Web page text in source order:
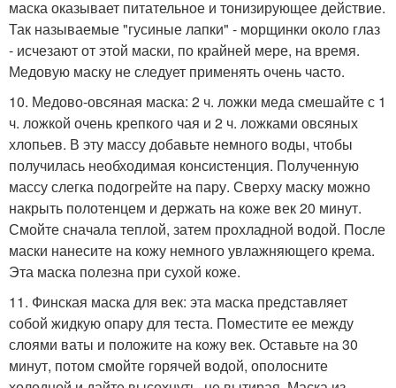
маска оказывает питательное и тонизирующее действие.
Так называемые "гусиные лапки" - морщинки около глаз
- исчезают от этой маски, по крайней мере, на время.
Медовую маску не следует применять очень часто.
10. Медово-овсяная маска: 2 ч. ложки меда смешайте с 1
ч. ложкой очень крепкого чая и 2 ч. ложками овсяных
хлопьев. В эту массу добавьте немного воды, чтобы
получилась необходимая консистенция. Полученную
массу слегка подогрейте на пару. Сверху маску можно
накрыть полотенцем и держать на коже век 20 минут.
Смойте сначала теплой, затем прохладной водой. После
маски нанесите на кожу немного увлажняющего крема.
Эта маска полезна при сухой коже.
11. Финская маска для век: эта маска представляет
собой жидкую опару для теста. Поместите ее между
слоями ваты и положите на кожу век. Оставьте на 30
минут, потом смойте горячей водой, ополосните